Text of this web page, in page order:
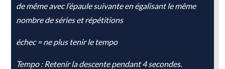
de même avec l’épaule suivante en égalisant le même
nombre de séries et répétitions
échec = ne plus tenir le tempo
Tempo : Retenir la descente pendant 4 secondes.